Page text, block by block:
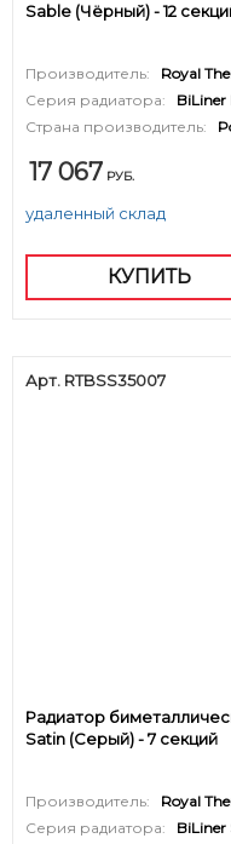
Sable (Чёрный) - 12
Производитель:
Royal
Серия радиатора:
BiLiner
Страна производитель:
17 067 РУБ.
удаленный склад
КУПИТЬ
Арт. RTBSS35007
Радиатор
Satin (Серый) - 7 секций
Производитель:
Royal
Серия радиатора:
BiLiner